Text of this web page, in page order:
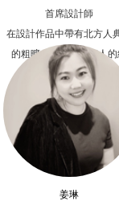
首席設計師
在設計作品中帶有北方人
的粗曠，也不失江南人
膩。
姜琳